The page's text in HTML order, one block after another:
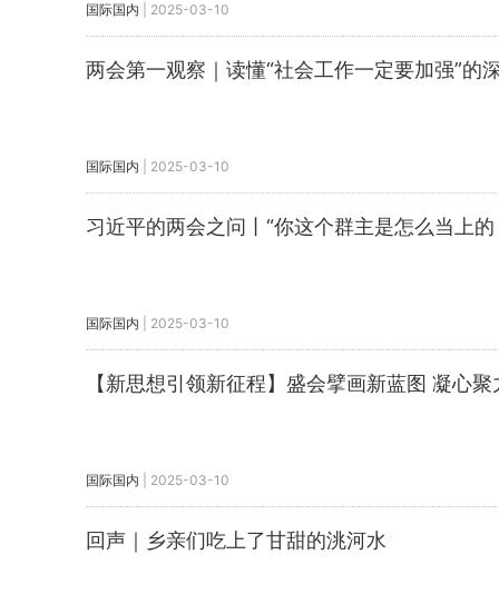
国际国内 2025-03-10
两会第一观察｜读懂“社会工作一定要加强”的
国际国内 2025-03-10
习近平的两会之问丨“你这个群主是怎么当上的
国际国内 2025-03-10
【新思想引领新征程】盛会擘画新蓝图 凝心
国际国内 2025-03-10
回声｜乡亲们吃上了甘甜的洮河水